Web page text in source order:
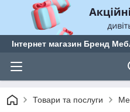
Інтернет магазин Бренд
Товари та послуги